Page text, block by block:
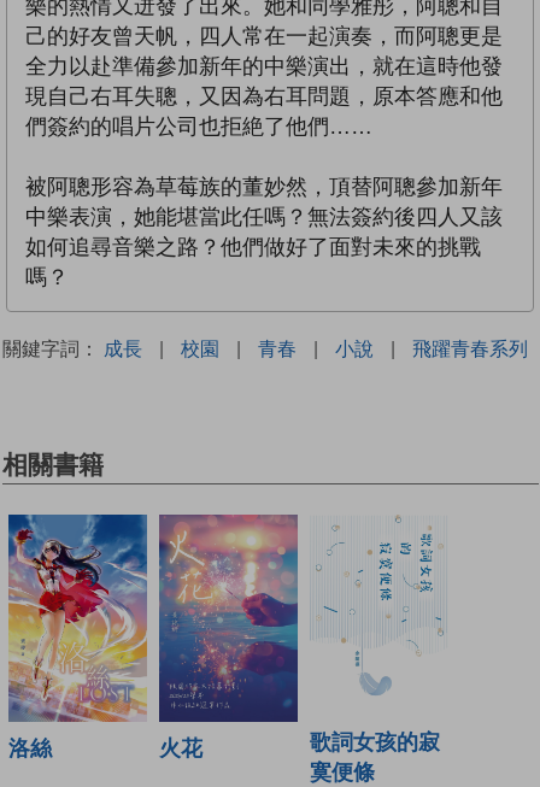
樂的熱情又迸發了出來。她和同學雅彤，阿聰和自
己的好友曾天帆，四人常在一起演奏，而阿聰更是
全力以赴準備參加新年的中樂演出，就在這時他發
現自己右耳失聰，又因為右耳問題，原本答應和他
們簽約的唱片公司也拒絶了他們……
被阿聰形容為草莓族的董妙然，頂替阿聰參加新年
中樂表演，她能堪當此任嗎？無法簽約後四人又該
如何追尋音樂之路？他們做好了面對未來的挑戰
嗎？
關鍵字詞： 成長 | 校園 | 青春 | 小說 | 飛躍青春系列
相關書籍
洛絲 火花
歌詞女孩的寂
寞便條